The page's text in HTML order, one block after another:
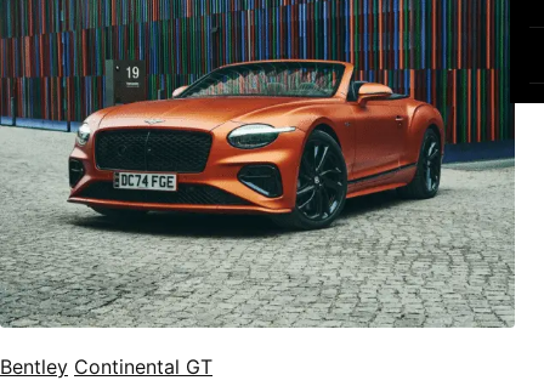
Bentley Continental GT